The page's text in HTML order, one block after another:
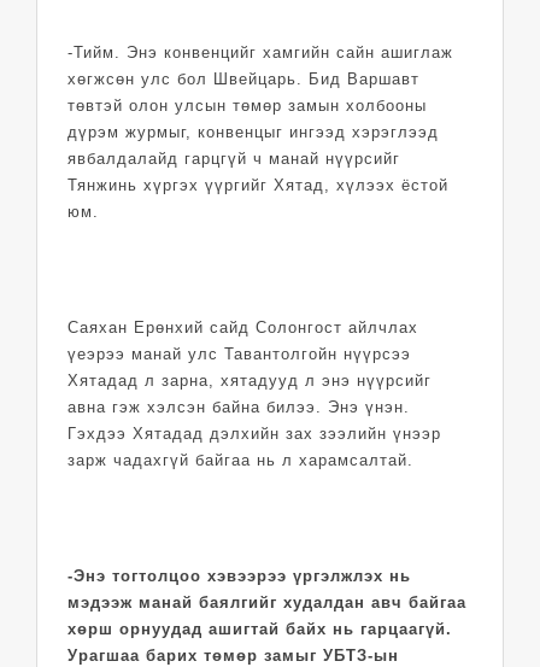
-Тийм. Энэ конвенцийг хамгийн сайн ашиглаж
хөгжсөн улс бол Швейцарь. Бид Варшавт
төвтэй олон улсын төмөр замын холбооны
дүрэм журмыг, конвенцыг ингээд хэрэглээд
явбалдалайд гарцгүй ч манай нүүрсийг
Тянжинь хүргэх үүргийг Хятад, хүлээх ёстой
юм.
Саяхан Ерөнхий сайд Солонгост айлчлах
үеэрээ манай улс Тавантолгойн нүүрсээ
Хятадад л зарна, хятадууд л энэ нүүрсийг
авна гэж хэлсэн байна билээ. Энэ үнэн.
Гэхдээ Хятадад дэлхийн зах зээлийн үнээр
зарж чадахгүй байгаа нь л харамсалтай.
-Энэ тогтолцоо хэвээрээ үргэлжлэх нь
мэдээж манай баялгийг худалдан авч байгаа
хөрш орнуудад ашигтай байх нь гарцаагүй.
Урагшаа барих төмөр замыг УБТЗ-ын